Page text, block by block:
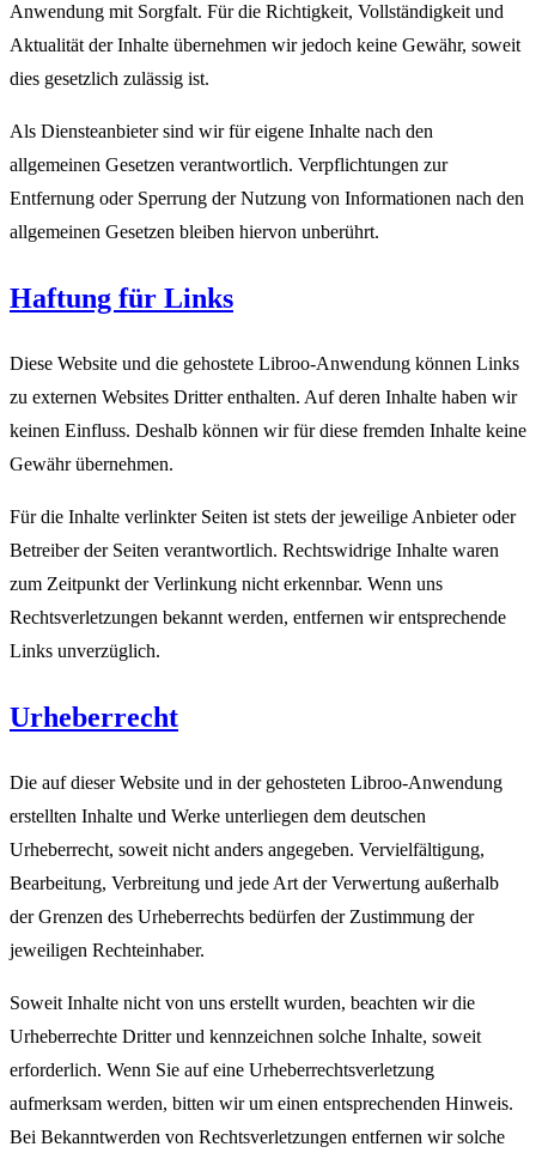
Anwendung mit Sorgfalt. Für die Richtigkeit, Vollständigkeit und
Aktualität der Inhalte übernehmen wir jedoch keine Gewähr, soweit
dies gesetzlich zulässig ist.
Als Diensteanbieter sind wir für eigene Inhalte nach den
allgemeinen Gesetzen verantwortlich. Verpflichtungen zur
Entfernung oder Sperrung der Nutzung von Informationen nach den
allgemeinen Gesetzen bleiben hiervon unberührt.
Haftung für Links
Diese Website und die gehostete Libroo-Anwendung können Links
zu externen Websites Dritter enthalten. Auf deren Inhalte haben wir
keinen Einfluss. Deshalb können wir für diese fremden Inhalte keine
Gewähr übernehmen.
Für die Inhalte verlinkter Seiten ist stets der jeweilige Anbieter oder
Betreiber der Seiten verantwortlich. Rechtswidrige Inhalte waren
zum Zeitpunkt der Verlinkung nicht erkennbar. Wenn uns
Rechtsverletzungen bekannt werden, entfernen wir entsprechende
Links unverzüglich.
Urheberrecht
Die auf dieser Website und in der gehosteten Libroo-Anwendung
erstellten Inhalte und Werke unterliegen dem deutschen
Urheberrecht, soweit nicht anders angegeben. Vervielfältigung,
Bearbeitung, Verbreitung und jede Art der Verwertung außerhalb
der Grenzen des Urheberrechts bedürfen der Zustimmung der
jeweiligen Rechteinhaber.
Soweit Inhalte nicht von uns erstellt wurden, beachten wir die
Urheberrechte Dritter und kennzeichnen solche Inhalte, soweit
erforderlich. Wenn Sie auf eine Urheberrechtsverletzung
aufmerksam werden, bitten wir um einen entsprechenden Hinweis.
Bei Bekanntwerden von Rechtsverletzungen entfernen wir solche